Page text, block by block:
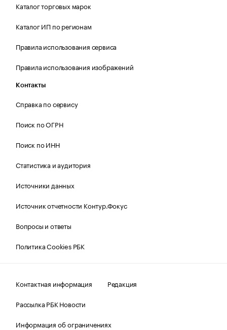
Каталог торговых марок
Каталог ИП по регионам
Правила использования сервиса
Правила использования изображений
Контакты
Справка по сервису
Поиск по ОГРН
Поиск по ИНН
Статистика и аудитория
Источники данных
Источник отчетности Контур.Фокус
Вопросы и ответы
Политика Cookies РБК
Контактная информация
Редакция
Рассылка РБК Новости
Информация об ограничениях